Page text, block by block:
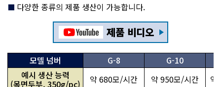
다양한 종류의 제품 생산이 가능합니다.
제품 비디오
모델 넘버 G-8
G-10
예시 생산 능력
(목면두부, 350g/pc) 약 680모/시간 약 950모/시간 약